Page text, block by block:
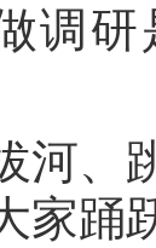
调研
、跳
家踊